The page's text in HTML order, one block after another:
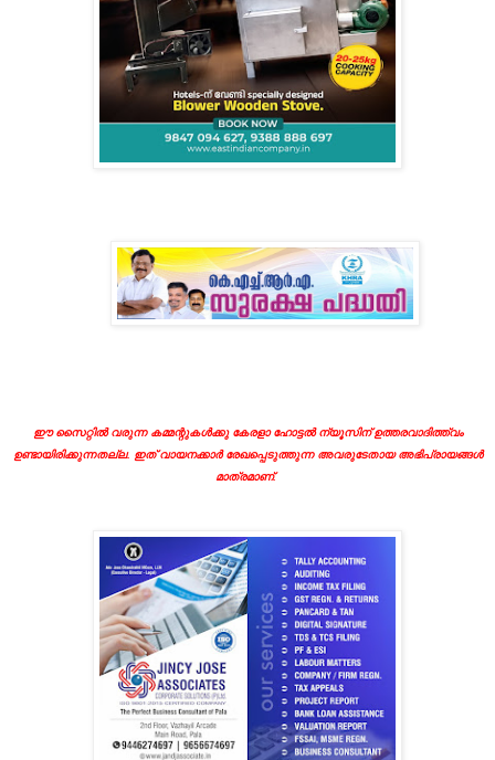
ഈ സൈറ്റിൽ വരുന്ന കമ്മന്റുകൾക്കു കേരളാ ഹോട്ടൽ ന്യൂസിന് ഉത്തരവാദിത്ത്വം
ഉണ്ടായിരിക്കുന്നതല്ല. ഇത് വായനക്കാർ രേഖപ്പെടുത്തുന്ന അവരുടേതായ അഭിപ്രായങ്ങൾ
മാത്രമാണ്.